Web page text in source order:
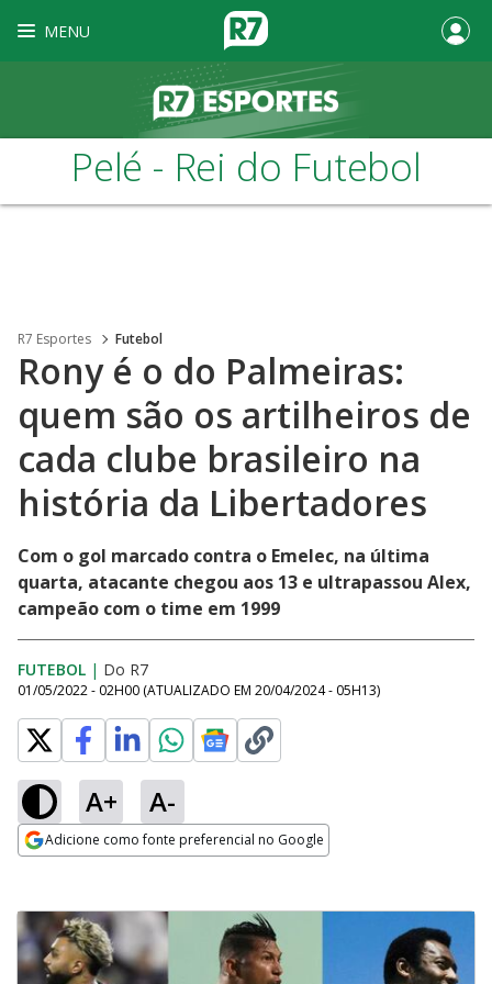
MENU
Pelé - Rei do Futebol
R7 Esportes Futebol
Rony é o do Palmeiras:
quem são os artilheiros de
cada clube brasileiro na
história da Libertadores
Com o gol marcado contra o Emelec, na última
quarta, atacante chegou aos 13 e ultrapassou Alex,
campeão com o time em 1999
FUTEBOL | Do R7
01/05/2022 - 02H00 (ATUALIZADO EM 20/04/2024 - 05H13)
A+ A-
Adicione como fonte preferencial no Google